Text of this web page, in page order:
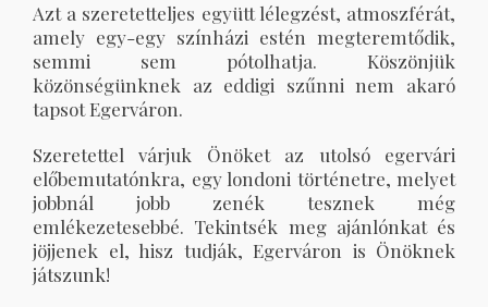
Azt a szeretetteljes együtt lélegzést, atmoszférát,
amely egy-egy színházi estén megteremtődik,
semmi sem pótolhatja. Köszönjük
közönségünknek az eddigi szűnni nem akaró
tapsot Egerváron.
Szeretettel várjuk Önöket az utolsó egervári
előbemutatónkra, egy londoni történetre, melyet
jobbnál jobb zenék tesznek még
emlékezetesebbé. Tekintsék meg ajánlónkat és
jöjjenek el, hisz tudják, Egerváron is Önöknek
játszunk!